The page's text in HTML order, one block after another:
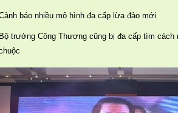
báo nhiều mô hình đa cấp lừa đảo mới
Bộ trưởng Công Thương cũng bị đa cấp tìm cách